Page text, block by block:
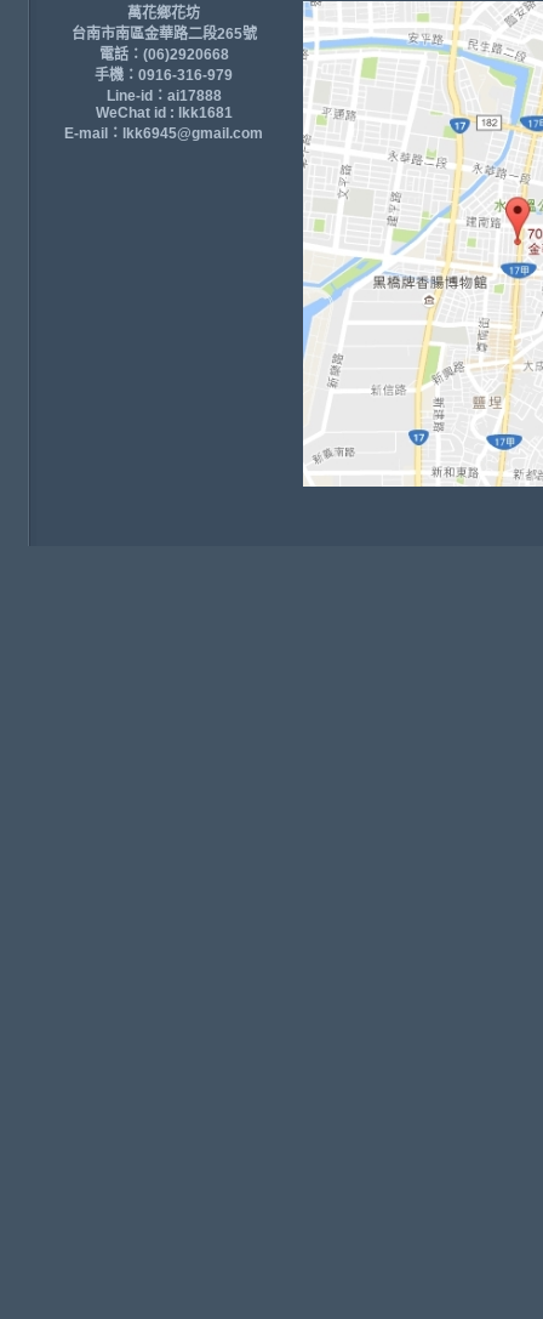
萬花鄉花坊
台南市南區金華路二段265號
電話：(06)2920668
手機：0916-316-979
Line-id：ai17888
WeChat id : lkk1681
E-mail：lkk6945@gmail.com